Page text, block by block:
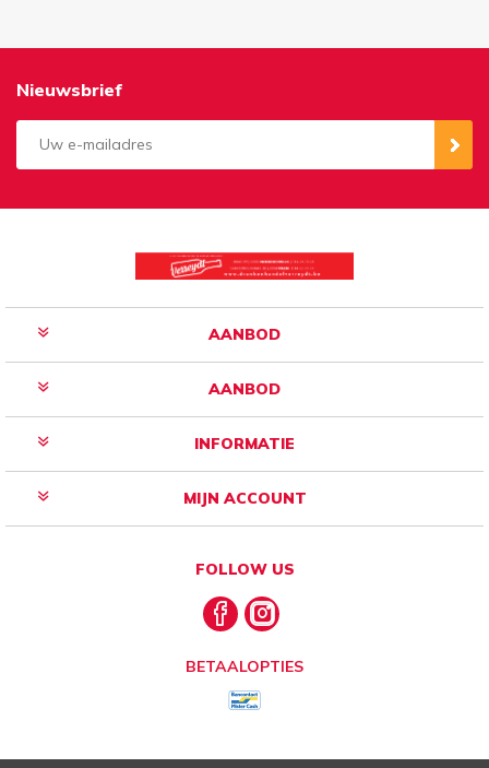
Nieuwsbrief
AANBOD
AANBOD
INFORMATIE
MIJN ACCOUNT
FOLLOW US
BETAALOPTIES